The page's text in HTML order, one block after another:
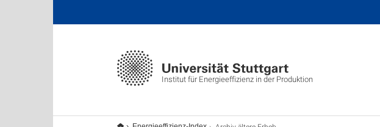
Institut für Energieeffizienz in der Produktion